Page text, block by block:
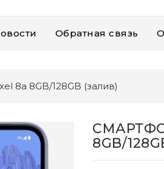
Обратная связь
8a 8GB/128GB (залив)
8GB/